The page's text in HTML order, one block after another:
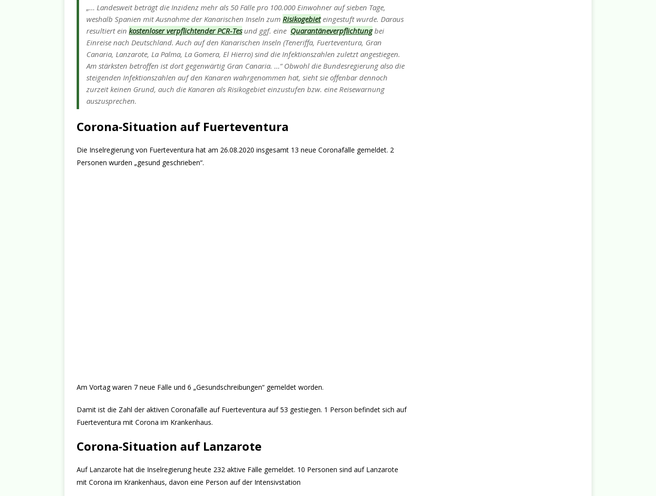
„… Landesweit beträgt die Inzidenz mehr als 50 Fälle pro 100.000 Einwohner auf sieben Tage,
weshalb Spanien mit Ausnahme der Kanarischen Inseln zum Risikogebieteingestuft wurde. Daraus
resultiert ein kostenloser verpflichtender PCR-Tesund ggf. eine Quarantäneverpflichtungbei
Einreise nach Deutschland. Auch auf den Kanarischen Inseln (Teneriffa, Fuerteventura, Gran
Canaria, Lanzarote, La Palma, La Gomera, El Hierro) sind die Infektionszahlen zuletzt angestiegen.
Am stärksten betroffen ist dort gegenwärtig Gran Canaria. …“ Obwohl die Bundesregierung also die
steigenden Infektionszahlen auf den Kanaren wahrgenommen hat, sieht sie offenbar dennoch
zurzeit keinen Grund, auch die Kanaren als Risikogebiet einzustufen bzw. eine Reisewarnung
auszusprechen.
Corona-Situation auf Fuerteventura
Die Inselregierung von Fuerteventura hat am 26.08.2020 insgesamt 13 neue Coronafälle gemeldet. 2
Personen wurden „gesund geschrieben“.
Am Vortag waren 7 neue Fälle und 6 „Gesundschreibungen“ gemeldet worden.
Damit ist die Zahl der aktiven Coronafälle auf Fuerteventura auf 53 gestiegen. 1 Person befindet sich auf
Fuerteventura mit Corona im Krankenhaus.
Corona-Situation auf Lanzarote
Auf Lanzarote hat die Inselregierung heute 232 aktive Fälle gemeldet. 10 Personen sind auf Lanzarote
mit Corona im Krankenhaus, davon eine Person auf der Intensivstation